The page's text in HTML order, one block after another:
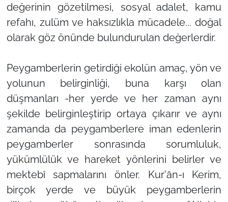
değerinin gözetilmesi, sosyal adalet, kamu
refahı, zulüm ve haksızlıkla mücadele... doğal
olarak göz önünde bulundurulan değerlerdir.
Peygamberlerin getirdiği ekolün amaç, yön ve
yolunun belirginliği, buna karşı olan
düşmanları -her yerde ve her zaman aynı
şekilde belirginleştirip ortaya çıkarır ve aynı
zamanda da peygamberlere iman edenlerin
peygamberler sonrasında sorumluluk,
yükümlülük ve hareket yönlerini belirler ve
mektebî sapmalarını önler. Kur'ân-ı Kerim,
birçok yerde ve büyük peygamberlerin